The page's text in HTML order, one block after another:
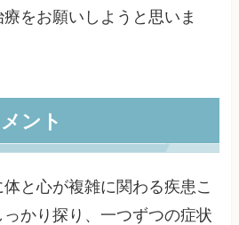
をお願いしようと思いま
ント
と心が複雑に関わる疾患こ
かり探り、一つずつの症状